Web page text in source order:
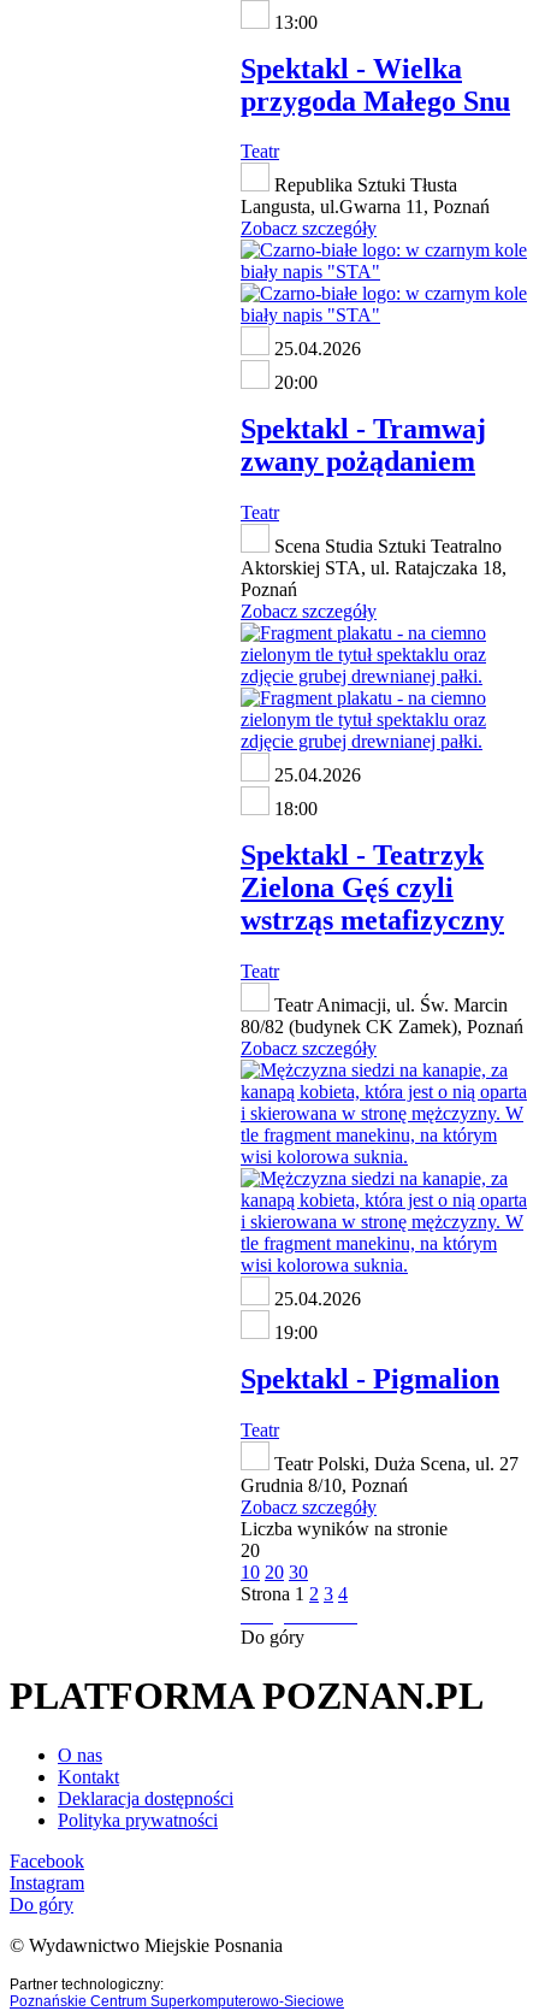
13:00
Spektakl - Wielka
przygoda Małego Snu
Teatr
Republika Sztuki Tłusta
Langusta, ul.Gwarna 11, Poznań
Zobacz szczegóły
25.04.2026
20:00
Spektakl - Tramwaj
zwany pożądaniem
Teatr
Scena Studia Sztuki Teatralno
Aktorskiej STA, ul. Ratajczaka 18,
Poznań
Zobacz szczegóły
25.04.2026
18:00
Spektakl - Teatrzyk
Zielona Gęś czyli
wstrząs metafizyczny
Teatr
Teatr Animacji, ul. Św. Marcin
80/82 (budynek CK Zamek), Poznań
Zobacz szczegóły
25.04.2026
19:00
Spektakl - Pigmalion
Teatr
Teatr Polski, Duża Scena, ul. 27
Grudnia 8/10, Poznań
Zobacz szczegóły
Liczba wyników na stronie
20
10 20 30
Strona 1 2 3 4
Do góry
PLATFORMA POZNAN.PL
O nas
Kontakt
Deklaracja dostępności
Polityka prywatności
Facebook
Instagram
Do góry
© Wydawnictwo Miejskie Posnania
Partner technologiczny:
Poznańskie Centrum Superkomputerowo-Sieciowe